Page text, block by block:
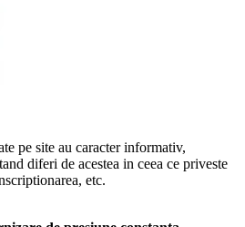
pe site au caracter informativ,
diferi de acestea in ceea ce priveste
etc.